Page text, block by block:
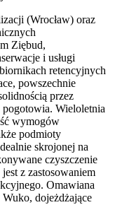
(Wrocław) oraz
Ziębud,
i usługi
retencyjnych
powszechnie
przez
Wieloletnia
wymogów
podmioty
skrojonej na
czyszczenie
z zastosowaniem
Omawiana
dojeżdżające